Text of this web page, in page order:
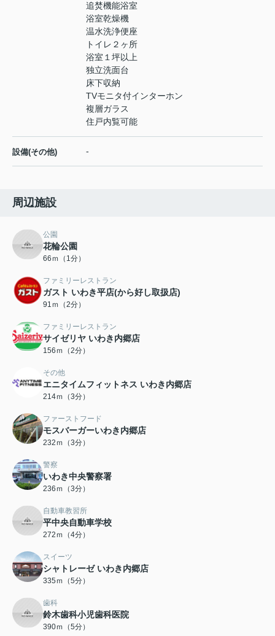
追焚機能浴室
浴室乾燥機
温水洗浄便座
トイレ２ヶ所
浴室１坪以上
独立洗面台
床下収納
TVモニタ付インターホン
複層ガラス
住戸内覧可能
設備(その他) -
周辺施設
公園
花輪公園
66ｍ（1分）
ファミリーレストラン
ガスト いわき平店(から好し取扱店)
91ｍ（2分）
ファミリーレストラン
サイゼリヤ いわき内郷店
156ｍ（2分）
その他
エニタイムフィットネス いわき内郷店
214ｍ（3分）
ファーストフード
モスバーガーいわき内郷店
232ｍ（3分）
警察
いわき中央警察署
236ｍ（3分）
自動車教習所
平中央自動車学校
272ｍ（4分）
スイーツ
シャトレーゼ いわき内郷店
335ｍ（5分）
歯科
鈴木歯科小児歯科医院
390ｍ（5分）